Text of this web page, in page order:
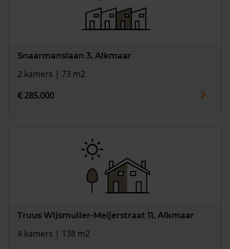
Snaarmanslaan 3, Alkmaar
2 kamers | 73 m2
€ 285.000
Truus Wijsmuller-Meijerstraat 11, Alkmaar
4 kamers | 138 m2